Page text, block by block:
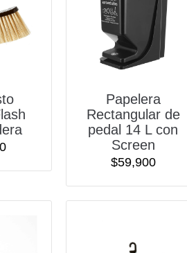
Papelera
Rectangular de
pedal 14 L con
Screen
$59,900